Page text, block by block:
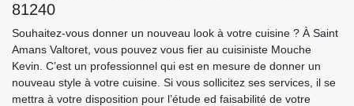
81240
Souhaitez-vous donner un nouveau look à votre cuisine ? À Saint
Amans Valtoret, vous pouvez vous fier au cuisiniste Mouche
Kevin. C’est un professionnel qui est en mesure de donner un
nouveau style à votre cuisine. Si vous sollicitez ses services, il se
mettra à votre disposition pour l’étude ed faisabilité de votre